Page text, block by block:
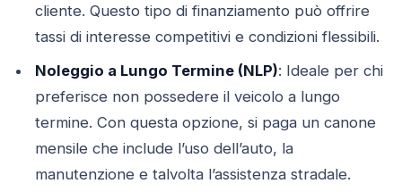
cliente. Questo tipo di finanziamento può offrire
tassi di interesse competitivi e condizioni flessibili.
Noleggio a Lungo Termine (NLP): Ideale per chi
preferisce non possedere il veicolo a lungo
termine. Con questa opzione, si paga un canone
mensile che include l’uso dell’auto, la
manutenzione e talvolta l’assistenza stradale.